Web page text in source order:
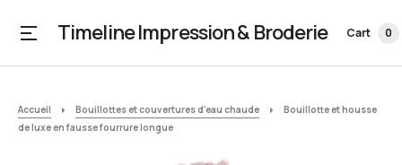
Timeline Impression & Broderie Cart 0
Accueil Bouillottes et couvertures d'eau chaude
Bouillotte et housse
de luxe en fausse fourrure longue